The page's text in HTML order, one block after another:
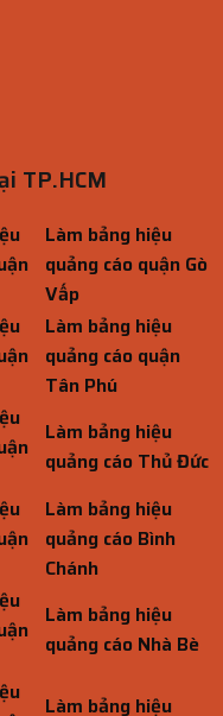
TP.HCM
Làm bảng hiệu
quảng cáo quận Gò
Vấp
Làm bảng hiệu
quảng cáo quận
Tân Phú
Làm bảng hiệu
quảng cáo Thủ Đức
Làm bảng hiệu
quảng cáo Bình
Chánh
Làm bảng hiệu
quảng cáo Nhà Bè
Làm bảng hiệu